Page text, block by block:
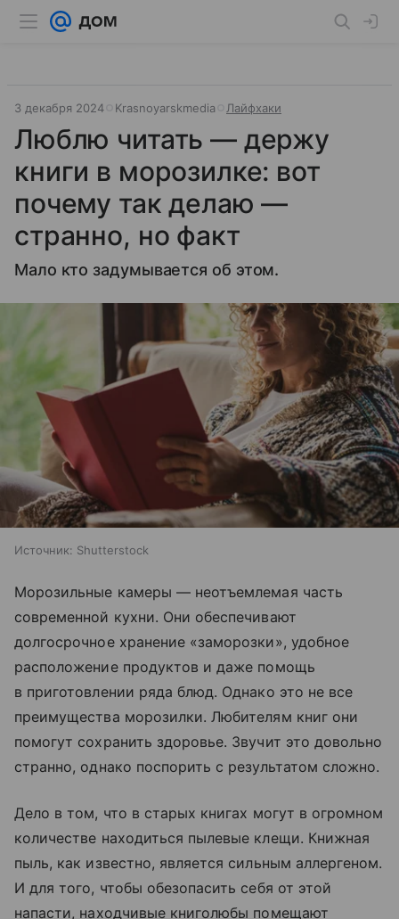
3 декабря 2024 Krasnoyarskmedia Лайфхаки
Люблю читать — держу
книги в морозилке: вот
почему так делаю —
странно, но факт
Мало кто задумывается об этом.
Источник: Shutterstock
Морозильные камеры — неотъемлемая часть
современной кухни. Они обеспечивают
долгосрочное хранение «заморозки», удобное
расположение продуктов и даже помощь
в приготовлении ряда блюд. Однако это не все
преимущества морозилки. Любителям книг они
помогут сохранить здоровье. Звучит это довольно
странно, однако поспорить с результатом сложно.
Дело в том, что в старых книгах могут в огромном
количестве находиться пылевые клещи. Книжная
пыль, как известно, является сильным аллергеном.
И для того, чтобы обезопасить себя от этой
напасти, находчивые книголюбы помещают